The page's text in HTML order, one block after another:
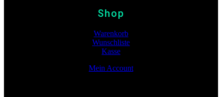
Shop
Warenkorb
Wunschliste
Kasse
Mein Account